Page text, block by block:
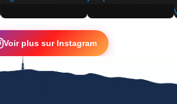
▶ ▶
Voir plus sur Instagram